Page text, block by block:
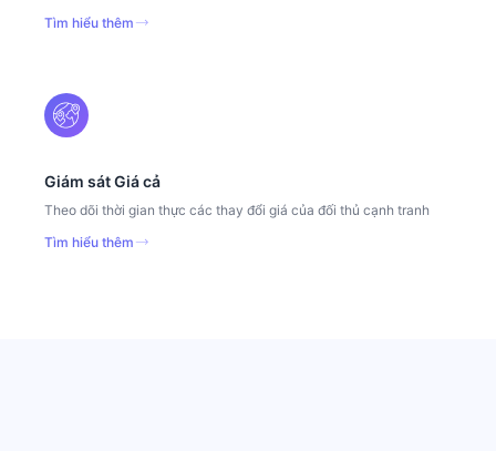
Tìm hiểu thêm
Giám sát Giá cả
Theo dõi thời gian thực các thay đổi giá của đối thủ cạnh tranh
Tìm hiểu thêm